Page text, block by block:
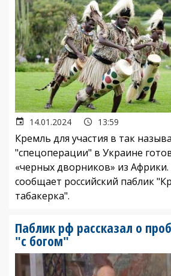
14.01.2024 13:59
Кремль для участия в так
"спецоперации" в Украине
«черных дворников» из
сообщает российский паблик
табакерка".
Паблик рф рассказал о
"с богом"